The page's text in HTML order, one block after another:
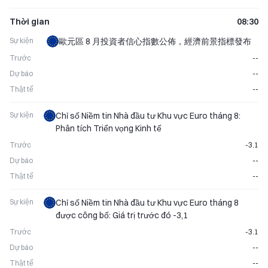
Thời gian 08:30
Sự kiện 歐元區 8 月投資者信心指數公佈，經濟前景指標發布
Trước
--
Dự báo
--
Thật tế
--
Sự kiện
Chỉ số Niềm tin Nhà đầu tư Khu vực Euro tháng 8:
Phân tích Triển vọng Kinh tế
Trước
-3.1
Dự báo
--
Thật tế
--
Sự kiện
Chỉ số Niềm tin Nhà đầu tư Khu vực Euro tháng 8
được công bố: Giá trị trước đó -3,1
Trước
-3.1
Dự báo
--
Thật tế
--